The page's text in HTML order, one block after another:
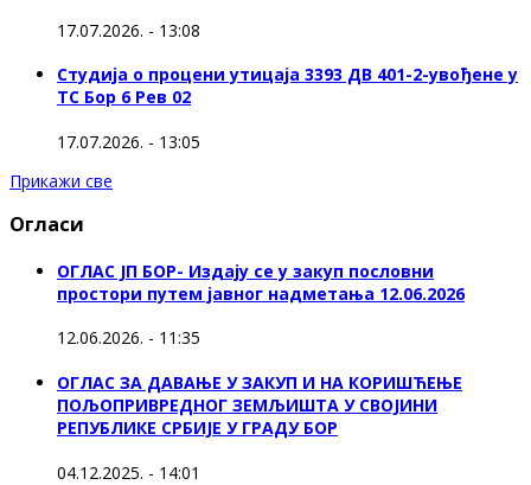
17.07.2026. - 13:08
Студија о процени утицаја 3393 ДВ 401-2-увођене у
ТС Бор 6 Рев 02
17.07.2026. - 13:05
Прикажи све
Огласи
ОГЛАС ЈП БОР- Издају се у закуп пословни
простори путем јавног надметања 12.06.2026
12.06.2026. - 11:35
ОГЛАС ЗА ДАВАЊЕ У ЗАКУП И НА КОРИШЋЕЊЕ
ПОЉОПРИВРЕДНОГ ЗЕМЉИШТА У СВОЈИНИ
РЕПУБЛИКЕ СРБИЈЕ У ГРАДУ БОР
04.12.2025. - 14:01